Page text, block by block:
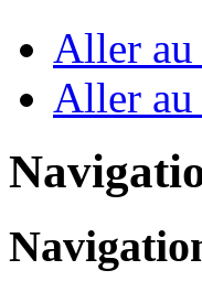
Aller au
Aller